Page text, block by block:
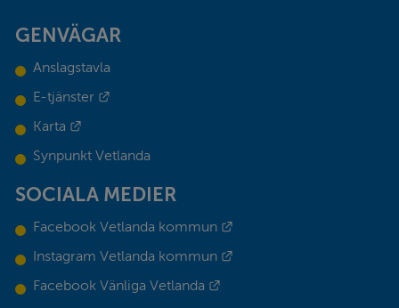
GENVÄGAR
Anslagstavla
E-tjänster
Karta
Synpunkt Vetlanda
SOCIALA MEDIER
Facebook Vetlanda kommun
Instagram Vetlanda kommun
Facebook Vänliga Vetlanda